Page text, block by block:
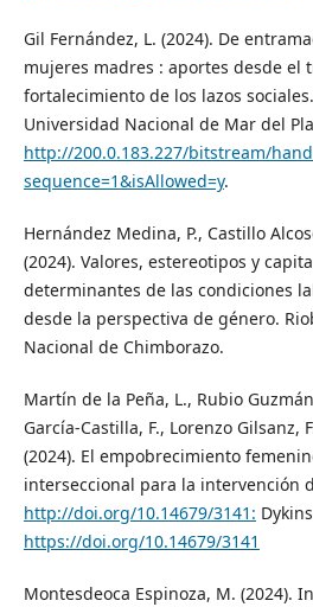
Gil Fernández, L. (2024). De
mujeres madres : aportes desde el
fortalecimiento de los lazos
Universidad Nacional de Mar del
http://200.0.183.227/bitstream/
sequence=1&isAllowed=y.
Hernández Medina, P., Castillo
(2024). Valores, estereotipos y
determinantes de las condiciones
desde la perspectiva de género.
Nacional de Chimborazo.
Martín de la Peña, L., Rubio
García-Castilla, F., Lorenzo Gilsanz,
(2024). El empobrecimiento
interseccional para la intervención
http://doi.org/10.14679/3141:
https://doi.org/10.14679/3141
Montesdeoca Espinoza, M. (2024).